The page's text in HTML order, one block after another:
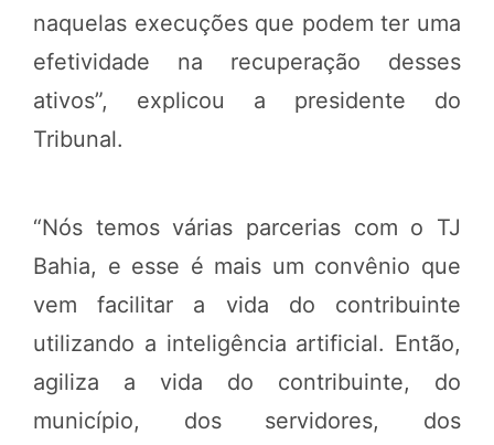
naquelas execuções que podem ter uma
efetividade na recuperação desses
ativos”, explicou a presidente do
Tribunal.
“Nós temos várias parcerias com o TJ
Bahia, e esse é mais um convênio que
vem facilitar a vida do contribuinte
utilizando a inteligência artificial. Então,
agiliza a vida do contribuinte, do
município, dos servidores, dos